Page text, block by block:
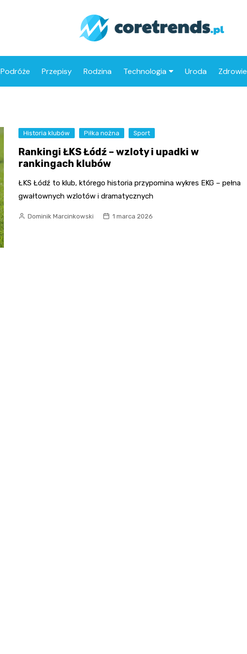
Podróże Przepisy Rodzina Technologia Uroda Zdrowie
Historia klubów Piłka nożna Sport
Rankingi ŁKS Łódź – wzloty i upadki w
rankingach klubów
ŁKS Łódź to klub, którego historia przypomina wykres EKG – pełna
gwałtownych wzlotów i dramatycznych
Dominik Marcinkowski 1 marca 2026